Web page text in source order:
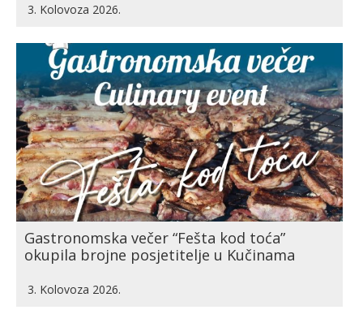
3. Kolovoza 2026.
Gastronomska večer “Fešta kod toća”
okupila brojne posjetitelje u Kučinama
3. Kolovoza 2026.